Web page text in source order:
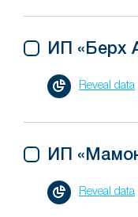
ИП «Берх
Reveal data
ИП
Reveal data